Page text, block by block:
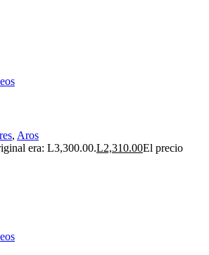
, Aros
era: L3,300.00.L2,310.00El precio